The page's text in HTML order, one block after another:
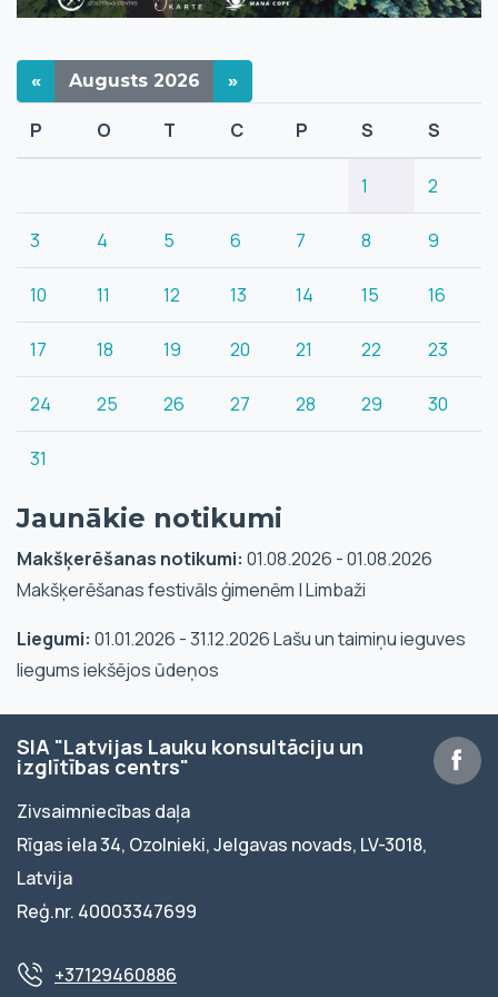
« Augusts 2026 »
P O T C P S S
1 2
3 4 5 6 7 8 9
10 11 12 13 14 15 16
17 18 19 20 21 22 23
24 25 26 27 28 29 30
31
Jaunākie notikumi
Makšķerēšanas notikumi: 01.08.2026 - 01.08.2026
Makšķerēšanas festivāls ģimenēm | Limbaži
Liegumi: 01.01.2026 - 31.12.2026 Lašu un taimiņu ieguves
liegums iekšējos ūdeņos
SIA "Latvijas Lauku konsultāciju un
izglītības centrs"
Zivsaimniecības daļa
Rīgas iela 34, Ozolnieki, Jelgavas novads, LV-3018,
Latvija
Reģ.nr. 40003347699
+37129460886